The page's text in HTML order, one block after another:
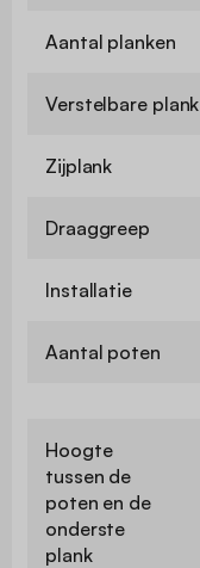
Aantal planken
Verstelbare plank
Zijplank
Draaggreep
Installatie
Aantal poten
Hoogte
tussen de
poten en de
onderste
plank